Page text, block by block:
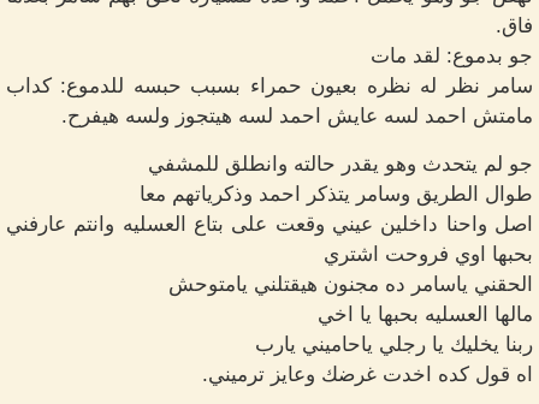
فاق.
جو بدموع: لقد مات
سامر نظر له نظره بعيون حمراء بسبب حبسه للدموع: كداب
مامتش احمد لسه عايش احمد لسه هيتجوز ولسه هيفرح.
جو لم يتحدث وهو يقدر حالته وانطلق للمشفي
طوال الطريق وسامر يتذكر احمد وذكرياتهم معا
اصل واحنا داخلين عيني وقعت على بتاع العسليه وانتم عارفني
بحبها اوي فروحت اشتري
الحقني ياسامر ده مجنون هيقتلني يامتوحش
مالها العسليه بحبها يا اخي
ربنا يخليك يا رجلي ياحاميني يارب
اه قول كده اخدت غرضك وعايز ترميني.